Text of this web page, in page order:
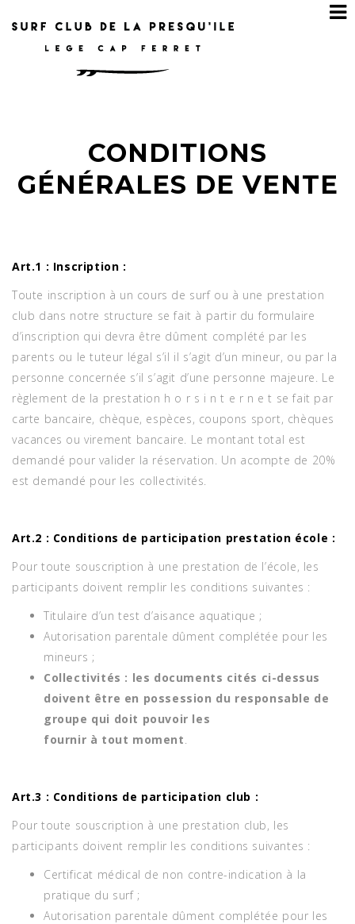
CONDITIONS
GÉNÉRALES DE VENTE
Art.1 : Inscription :
Toute inscription à un cours de surf ou à une prestation
club dans notre structure se fait à partir du formulaire
d’inscription qui devra être dûment complété par les
parents ou le tuteur légal s’il il s’agit d’un mineur, ou par la
personne concernée s’il s’agit d’une personne majeure. Le
règlement de la prestation h o r s i n t e r n e t se fait par
carte bancaire, chèque, espèces, coupons sport, chèques
vacances ou virement bancaire. Le montant total est
demandé pour valider la réservation. Un acompte de 20%
est demandé pour les collectivités.
Art.2 : Conditions de participation prestation école :
Pour toute souscription à une prestation de l’école, les
participants doivent remplir les conditions suivantes :
Titulaire d’un test d’aisance aquatique ;
Autorisation parentale dûment complétée pour les
mineurs ;
Collectivités : les documents cités ci-dessus
doivent être en possession du responsable de
groupe qui doit pouvoir les
fournir à tout moment
Art.3 : Conditions de participation club :
Pour toute souscription à une prestation club, les
participants doivent remplir les conditions suivantes :
Certificat médical de non contre-indication à la
pratique du surf ;
Autorisation parentale dûment complétée pour les